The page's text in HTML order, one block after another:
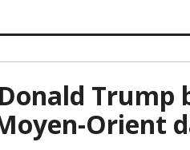
Trump
Orient